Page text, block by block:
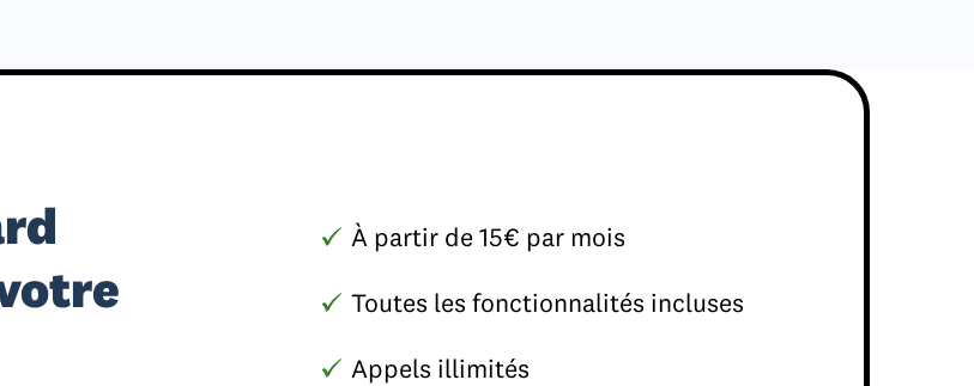
À partir de 15€ par mois
Toutes les fonctionnalités incluses
Appels illimités